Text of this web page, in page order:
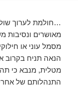
…חולמת לערוך
מאושרים ונסיבות
מסמל עוני או
הנאה תניח בקרוב
מטלית, מנבא כי
התנהלותם של